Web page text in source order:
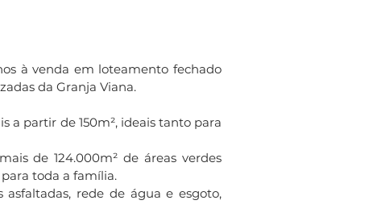
à venda em loteamento fechado
da Granja Viana.
a partir de 150m², ideais tanto para
de 124.000m² de áreas verdes
toda a família.
rede de água e esgoto,